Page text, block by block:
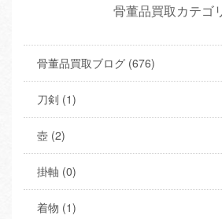
骨董品買取カテゴ
骨董品買取ブログ (676)
刀剣 (1)
壺 (2)
掛軸 (0)
着物 (1)